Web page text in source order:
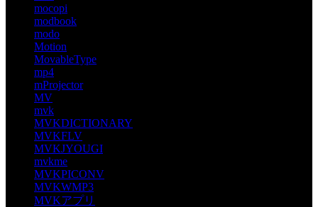
mocopi
modbook
modo
Motion
MovableType
mp4
mProjector
MV
mvk
MVKDICTIONARY
MVKFLV
MVKJYOUGI
mvkme
MVKPICONV
MVKWMP3
MVKアプリ